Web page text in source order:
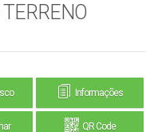
Informações
QR Code